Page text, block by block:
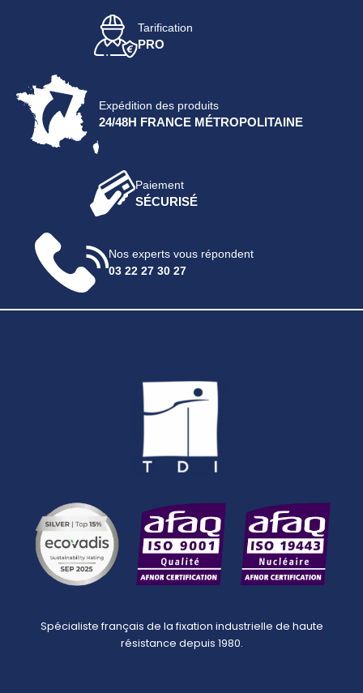
Tarification
PRO
Expédition des produits
24/48H FRANCE MÉTROPOLITAINE
Paiement
SÉCURISÉ
Nos experts vous répondent
03 22 27 30 27
Spécialiste français de la fixation industrielle de haute
résistance depuis 1980.